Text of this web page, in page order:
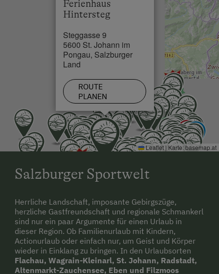
Skilift in 5 kmFerienhaus
Hintersteg
Steggasse 9
5600 St. Johann im
Pongau, Salzburger
Land
ROUTE
PLANEN
Leaflet | Karte:basemap.at
Salzburger Sportwelt
Herrliche Landschaft, imposante Gebirgszüge,
herzliche Gastfreundschaft und regionale Schmankerl
sind nur ein paar Argumente für einen Urlaub in
dieser Region. Ob Familienurlaub mit Kindern,
Actionurlaub oder einfach nur, um Geist und Körper
wieder in Einklang zu bringen. In den Urlaubsorten
Flachau, Wagrain-Kleinarl, St. Johann, Radstadt,
Altenmarkt-Zauchensee, Eben und Filzmoos